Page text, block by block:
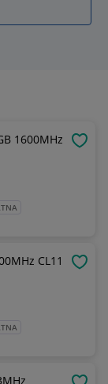
1600MHz
CL11